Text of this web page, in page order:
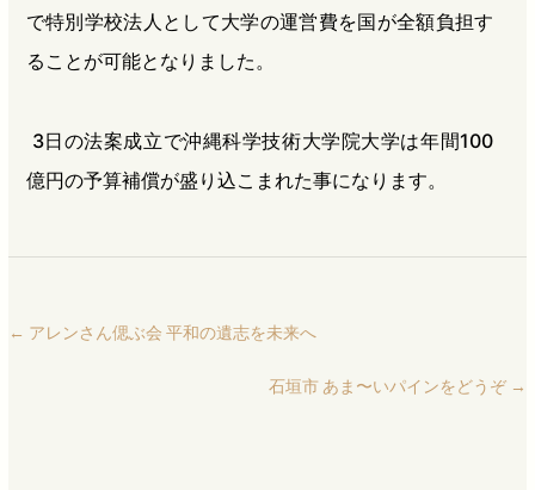
で特別学校法人として大学の運営費を国が全額負担す
ることが可能となりました。
3日の法案成立で沖縄科学技術大学院大学は年間100
億円の予算補償が盛り込こまれた事になります。
← アレンさん偲ぶ会 平和の遺志を未来へ
石垣市 あま〜いパインをどうぞ →